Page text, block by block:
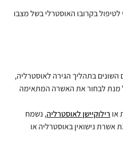
בקרובו האוסטרלי בשל מצבו
השונים בתהליך הגירה לאוסטרליה,
מנת לבחור את האשרה המתאימה
או רילוקיישן לאוסטרליה, נשמח
אשרת נישואין באוסטרליה או